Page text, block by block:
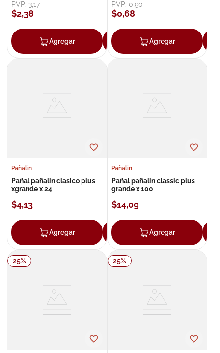
PVP:3,17
$2,38
Agregar Agregar
PVP:0,90
$0,68
Agregar
Pañalin
Pañal pañalin clasico plus
xgrande x 24
$4,13
Agregar Agregar
Pañalin
Pañal pañalin classic plus
grande x 100
$14,09
Agregar
25% 25%